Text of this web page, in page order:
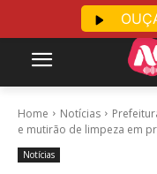
Home Notícias
e mutirão de limpeza em
Notícias